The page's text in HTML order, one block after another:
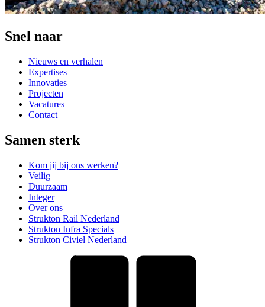
Snel naar
Nieuws en verhalen
Expertises
Innovaties
Projecten
Vacatures
Contact
Samen sterk
Kom jij bij ons werken?
Veilig
Duurzaam
Integer
Over ons
Strukton Rail Nederland
Strukton Infra Specials
Strukton Civiel Nederland